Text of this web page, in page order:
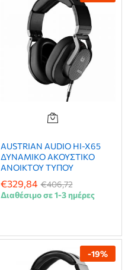
AUSTRIAN AUDIO HI-X65
ΔΥΝΑΜΙΚΟ ΑΚΟΥΣΤΙΚΟ
ANOIKTOY ΤΥΠΟΥ
€329,84 €406,72
Διαθέσιμο σε 1-3 ημέρες
-19%